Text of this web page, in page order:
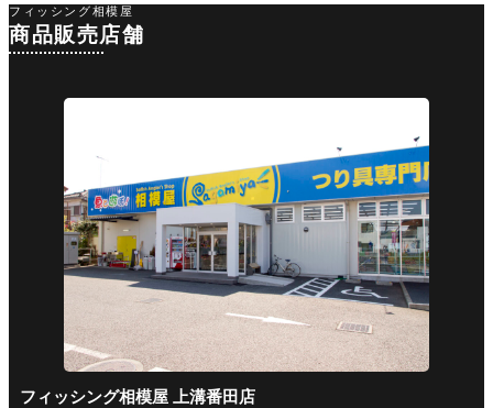
フィッシング相模屋
商品販売店舗
フィッシング相模屋 上溝番田店